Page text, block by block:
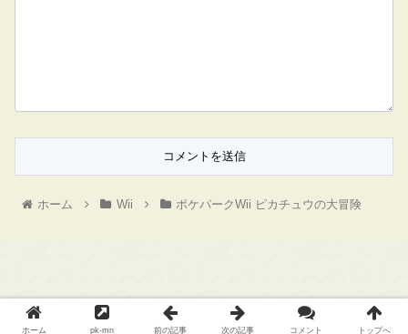
ホーム Wii ポケパークWii ピカチュウの大冒険
Copyright © 旧ポケモンメモ All Rights Reserved.
ホーム pk-mn 前の記事 次の記事 コメント トップへ